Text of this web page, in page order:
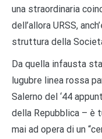
una straordinaria
dell’allora URSS,
struttura della
Da quella infausta
lugubre linea rossa
Salerno del ‘44
della Repubblica – è
mai ad opera di un